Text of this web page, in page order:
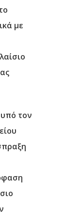
με
τον